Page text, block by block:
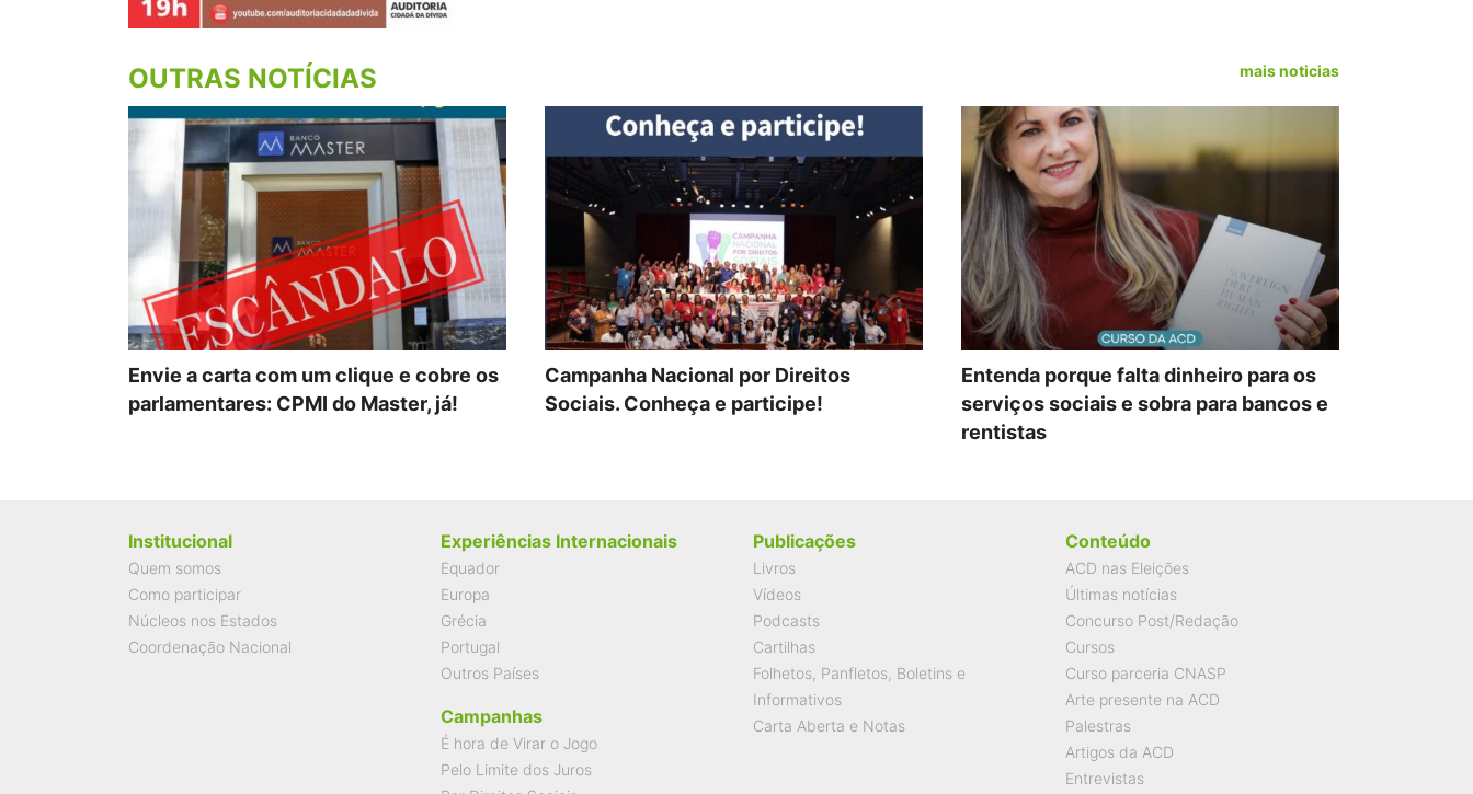
OUTRAS NOTÍCIAS mais noticias
Envie a carta com um clique e cobre os
parlamentares: CPMI do Master, já!
Campanha Nacional por Direitos
Sociais. Conheça e participe!
Entenda porque falta dinheiro para os
serviços sociais e sobra para bancos e
rentistas
Institucional
Quem somos
Como participar
Núcleos nos Estados
Coordenação Nacional
Experiências Internacionais
Equador
Europa
Grécia
Portugal
Outros Países
Campanhas
É hora de Virar o Jogo
Pelo Limite dos Juros
Publicações
Livros
Vídeos
Podcasts
Cartilhas
Folhetos, Panfletos, Boletins e
Informativos
Carta Aberta e Notas
Conteúdo
ACD nas Eleições
Últimas notícias
Concurso Post/Redação
Cursos
Curso parceria CNASP
Arte presente na ACD
Palestras
Artigos da ACD
Entrevistas